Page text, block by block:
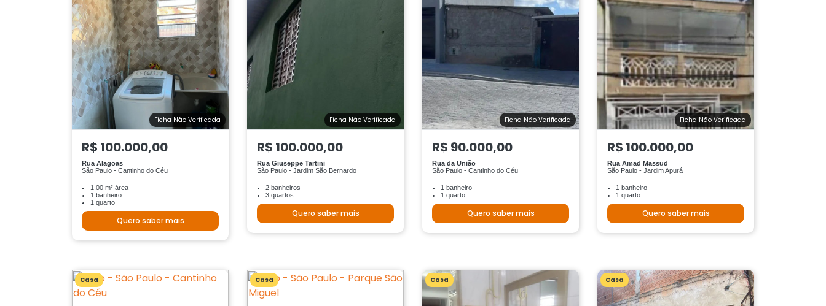
Ficha Não Verificada
R$ 100.000,00
Rua Alagoas
São Paulo - Cantinho do Céu
1.00 m² área
1 banheiro
1 quarto
Quero saber mais
Ficha Não Verificada
R$ 100.000,00
Rua Giuseppe Tartini
São Paulo - Jardim São Bernardo
2 banheiros
3 quartos
Quero saber mais
Ficha Não Verificada
R$ 90.000,00
Rua da União
São Paulo - Cantinho do Céu
1 banheiro
1 quarto
Quero saber mais
Ficha Não Verificada
R$ 100.000,00
Rua Amad Massud
São Paulo - Jardim Apurá
1 banheiro
1 quarto
Quero saber mais
Casa Casa Casa Casa